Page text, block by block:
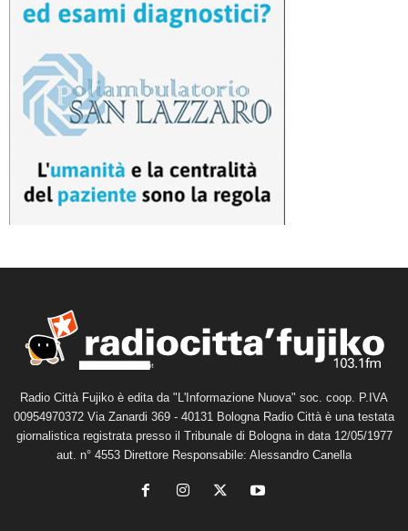
Radio Città Fujiko è edita da "L'Informazione Nuova" soc. coop. P.IVA
00954970372 Via Zanardi 369 - 40131 Bologna Radio Città è una testata
giornalistica registrata presso il Tribunale di Bologna in data 12/05/1977
aut. n° 4553 Direttore Responsabile: Alessandro Canella